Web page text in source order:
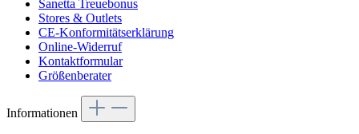
Sanetta Treuebonus
Stores & Outlets
CE-Konformitätserklärung
Online-Widerruf
Kontaktformular
Größenberater
Informationen